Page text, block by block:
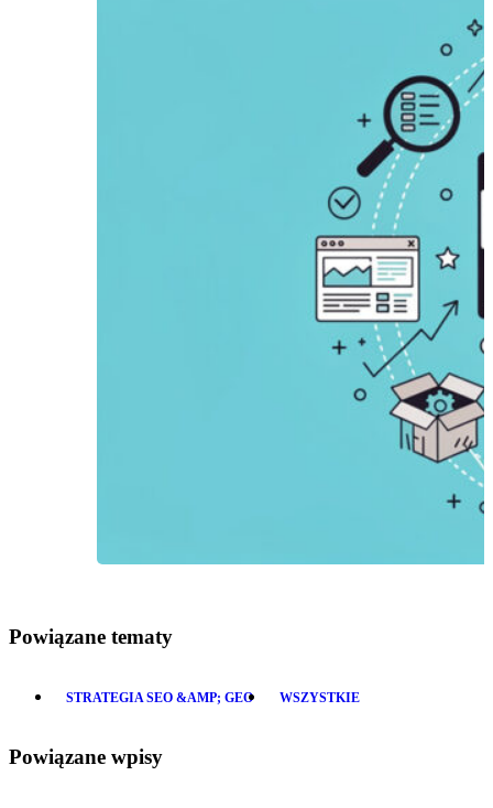
Powiązane tematy
STRATEGIA SEO &AMP; GEO WSZYSTKIE
Powiązane wpisy